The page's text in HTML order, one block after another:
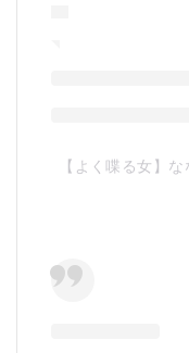
【よく喋る女】